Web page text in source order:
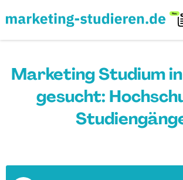
Marketing Studium
gesucht: